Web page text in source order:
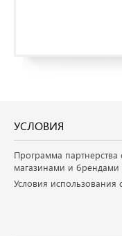
УСЛОВИЯ
Программа партнерства
магазинами и брендами
Условия использования